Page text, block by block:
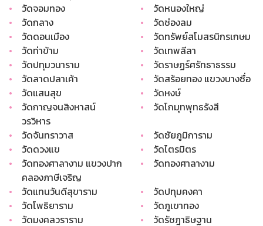
•
วัดจอมทอง •
วัดหนองใหญ่
•
วัดกลาง •
วัดช่องลม
•
วัดดอนเมือง •
วัดทรัพย์สโมสรนิกรเกษม
•
วัดท่าข้าม •
วัดเทพลีลา
•
วัดปทุมวนาราม •
วัดราษฏร์ศรัทธาธรรม
•
วัดลาดปลาเค้า •
วัดสร้อยทอง แขวงบางซื่อ
•
วัดแสนสุข •
วัดหงษ์
•
วัดกาญจนสิงหาสน์
วรวิหาร
•
วัดโกมุทพุทธรังสี
•
วัดจันทราวาส •
วัดชัยภูมิการาม
•
วัดดวงแข •
วัดไตรมิตร
•
วัดทองศาลางาม แขวงปาก
คลองภาษีเจริญ
•
วัดทองศาลางาม
•
วัดแทนวันดีสุขาราม •
วัดปทุมคงคา
•
วัดโพธิยาราม •
วัดภูเขาทอง
•
วัดมงคลวราราม
•
วัดรัชฎาธิษฐาน